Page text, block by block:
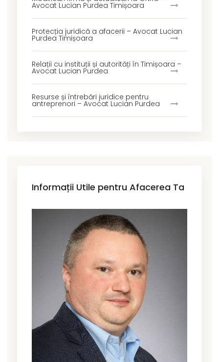
Avocat Lucian Purdea Timișoara
Protecția juridică a afacerii – Avocat Lucian
Purdea Timișoara
Relații cu instituții și autorități în Timișoara –
Avocat Lucian Purdea
Resurse și întrebări juridice pentru
antreprenori – Avocat Lucian Purdea
Informații Utile pentru Afacerea Ta